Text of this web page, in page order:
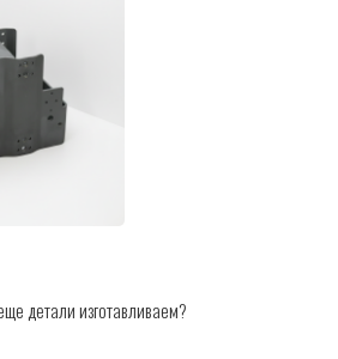
детали изготавливаем?